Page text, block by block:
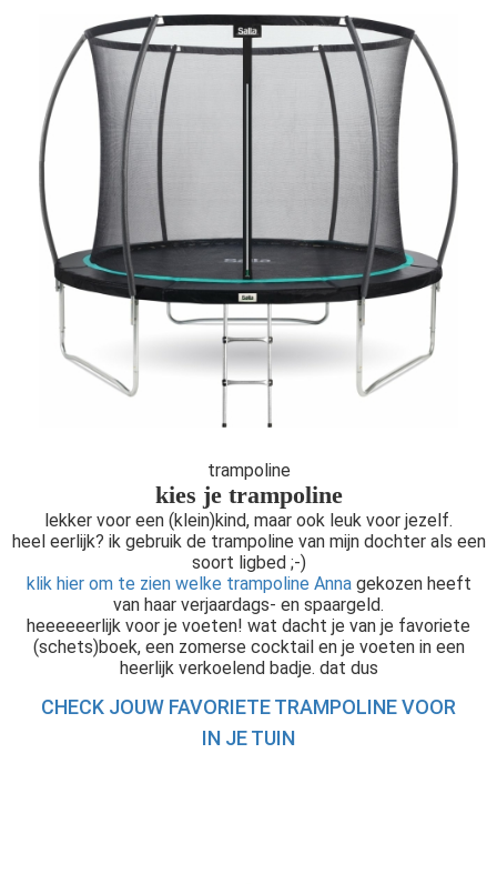
trampoline
kies je trampoline
lekker voor een (klein)kind, maar ook leuk voor jezelf.
heel eerlijk? ik gebruik de trampoline van mijn dochter als een
soort ligbed ;-)
klik hier om te zien welke trampoline Anna gekozen heeft
van haar verjaardags- en spaargeld.
heeeeeerlijk voor je voeten! wat dacht je van je favoriete
(schets)boek, een zomerse cocktail en je voeten in een
heerlijk verkoelend badje. dat dus
CHECK JOUW FAVORIETE TRAMPOLINE VOOR
IN JE TUIN